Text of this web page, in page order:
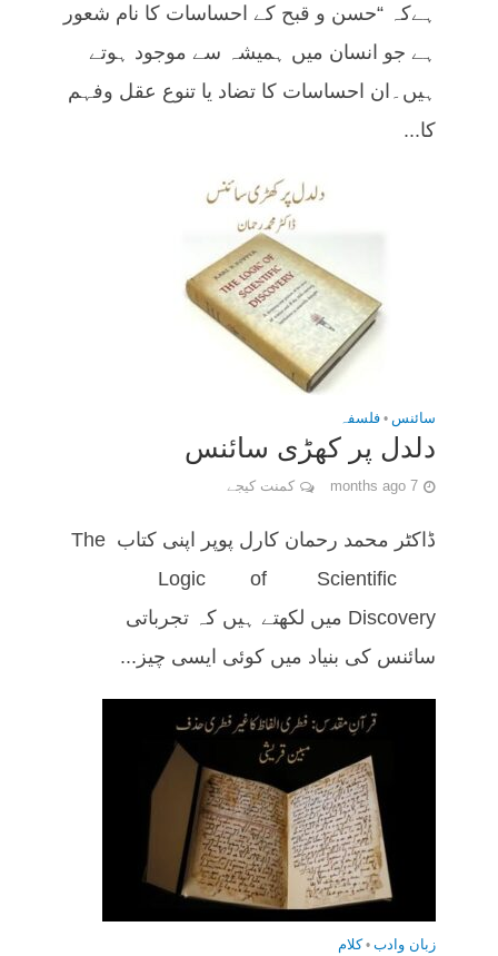
ہےکہ “حسن و قبح کے احساسات کا نام شعور
ہے جو انسان میں ہمیشہ سے موجود ہوتے
ہیں۔ان احساسات کا تضاد یا تنوع عقل وفہم
کا...
سائنس • فلسفہ
دلدل پر کھڑی سائنس
7 months ago کمنت کیجے
ڈاکٹر محمد رحمان کارل پوپر اپنی کتاب The
Logic of Scientific
Discovery میں لکھتے ہیں کہ تجرباتی
سائنس کی بنیاد میں کوئی ایسی چیز...
زبان وادب • کلام